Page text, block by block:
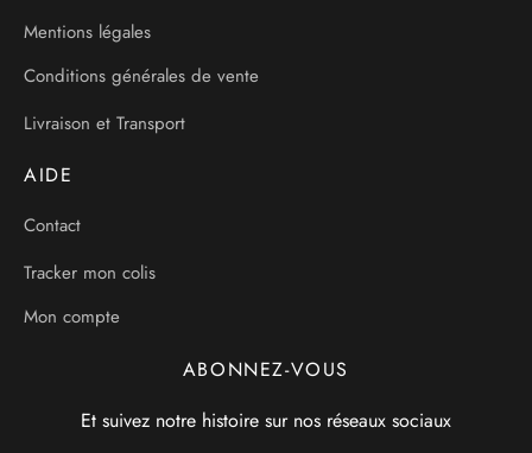
Mentions légales
Conditions générales de vente
Livraison et Transport
AIDE
Contact
Tracker mon colis
Mon compte
ABONNEZ-VOUS
Et suivez notre histoire sur nos réseaux sociaux